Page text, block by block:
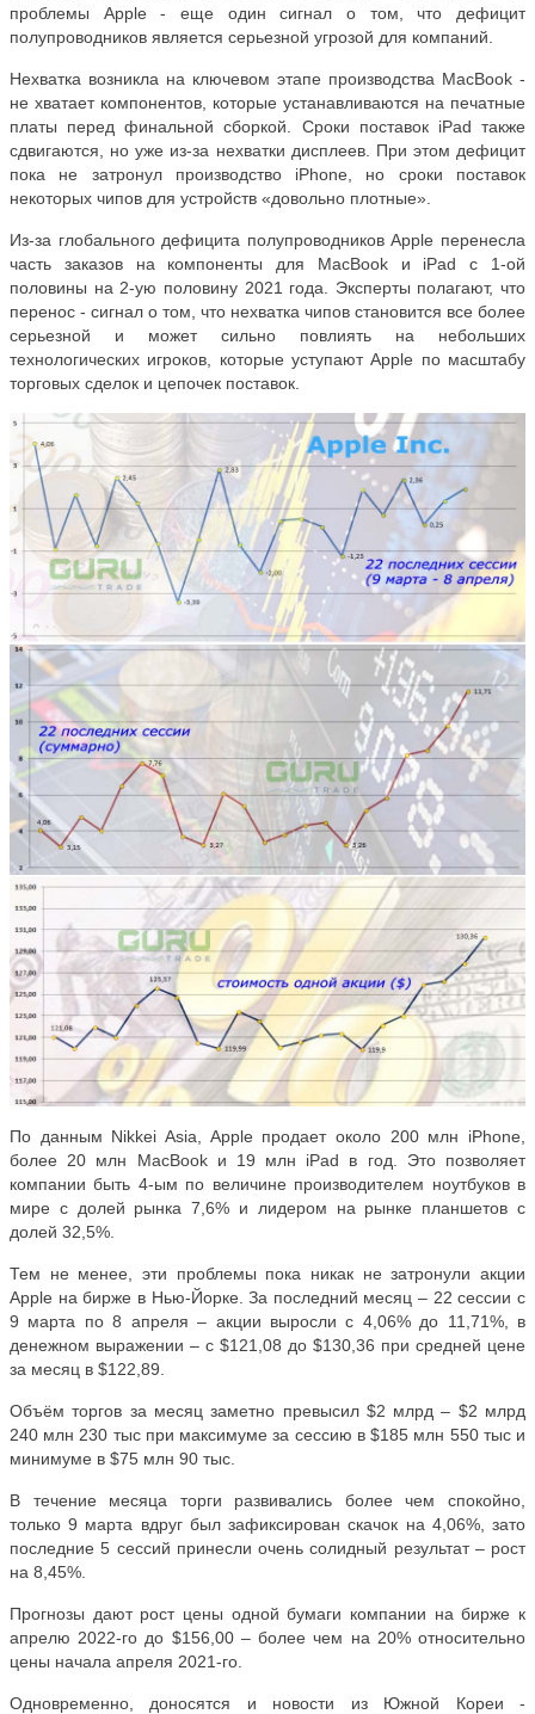
проблемы Apple - еще один сигнал о том, что дефицит
полупроводников является серьезной угрозой для компаний.
Нехватка возникла на ключевом этапе производства MacBook -
не хватает компонентов, которые устанавливаются на печатные
платы перед финальной сборкой. Сроки поставок iPad также
сдвигаются, но уже из-за нехватки дисплеев. При этом дефицит
пока не затронул производство iPhone, но сроки поставок
некоторых чипов для устройств «довольно плотные».
Из-за глобального дефицита полупроводников Apple перенесла
часть заказов на компоненты для MacBook и iPad с 1-ой
половины на 2-ую половину 2021 года. Эксперты полагают, что
перенос - сигнал о том, что нехватка чипов становится все более
серьезной и может сильно повлиять на небольших
технологических игроков, которые уступают Apple по масштабу
торговых сделок и цепочек поставок.
По данным Nikkei Asia, Apple продает около 200 млн iPhone,
более 20 млн MacBook и 19 млн iPad в год. Это позволяет
компании быть 4-ым по величине производителем ноутбуков в
мире с долей рынка 7,6% и лидером на рынке планшетов с
долей 32,5%.
Тем не менее, эти проблемы пока никак не затронули акции
Apple на бирже в Нью-Йорке. За последний месяц – 22 сессии с
9 марта по 8 апреля – акции выросли с 4,06% до 11,71%, в
денежном выражении – с $121,08 до $130,36 при средней цене
за месяц в $122,89.
Объём торгов за месяц заметно превысил $2 млрд – $2 млрд
240 млн 230 тыс при максимуме за сессию в $185 млн 550 тыс и
минимуме в $75 млн 90 тыс.
В течение месяца торги развивались более чем спокойно,
только 9 марта вдруг был зафиксирован скачок на 4,06%, зато
последние 5 сессий принесли очень солидный результат – рост
на 8,45%.
Прогнозы дают рост цены одной бумаги компании на бирже к
апрелю 2022-го до $156,00 – более чем на 20% относительно
цены начала апреля 2021-го.
Одновременно, доносятся и новости из Южной Кореи -